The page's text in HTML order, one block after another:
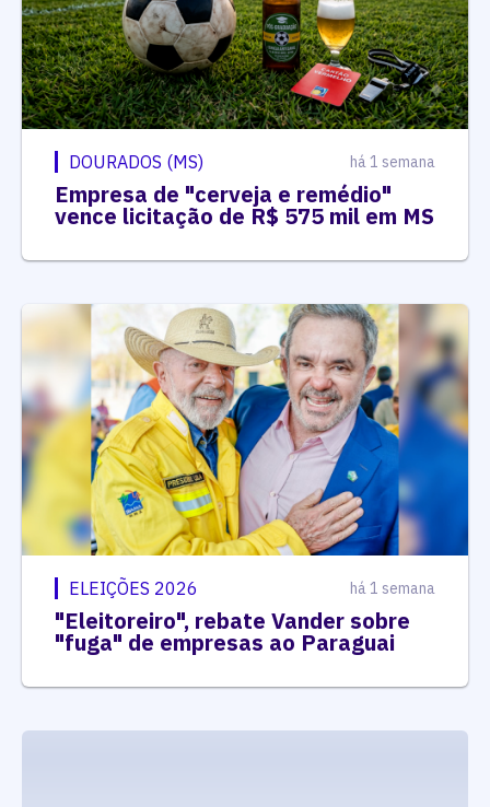
DOURADOS (MS) há 1 semana
Empresa de "cerveja e remédio"
vence licitação de R$ 575 mil em MS
ELEIÇÕES 2026 há 1 semana
"Eleitoreiro", rebate Vander sobre
"fuga" de empresas ao Paraguai